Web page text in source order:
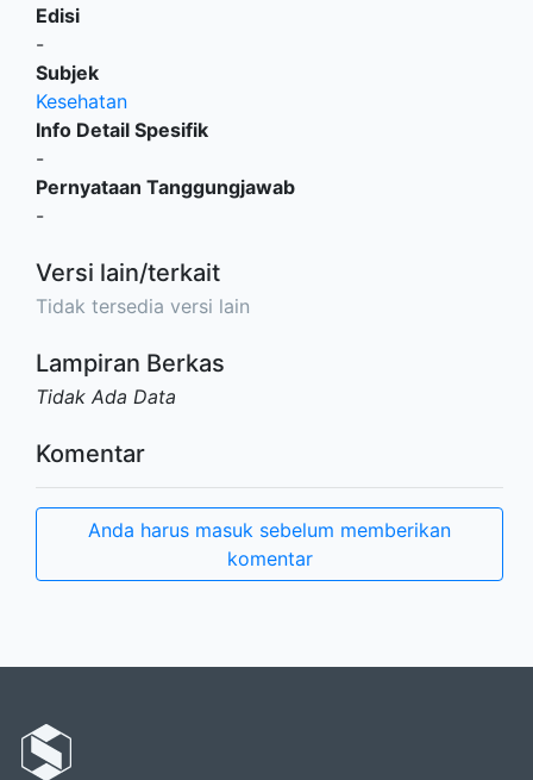
Edisi
-
Subjek
Kesehatan
Info Detail Spesifik
-
Pernyataan Tanggungjawab
-
Versi lain/terkait
Tidak tersedia versi lain
Lampiran Berkas
Tidak Ada Data
Komentar
Anda harus masuk sebelum memberikan
komentar